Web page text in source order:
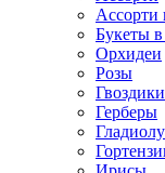
Ассорти
Букеты в
Орхидеи
Розы
Гвоздики
Герберы